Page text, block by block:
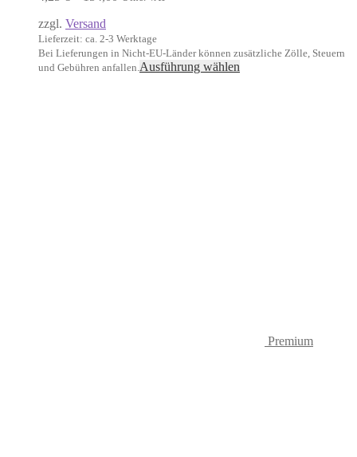
154,00 €
zzgl. Versand
Lieferzeit: ca. 2-3 Werktage
Bei Lieferungen in Nicht-EU-Länder können zusätzliche Zölle, Steuern
und Gebühren anfallen. Ausführung wählen
Premium